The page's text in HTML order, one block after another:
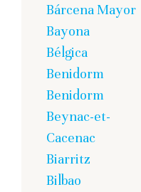
Bárcena Mayor
Bayona
Bélgica
Benidorm
Benidorm
Beynac-et-
Cacenac
Biarritz
Bilbao